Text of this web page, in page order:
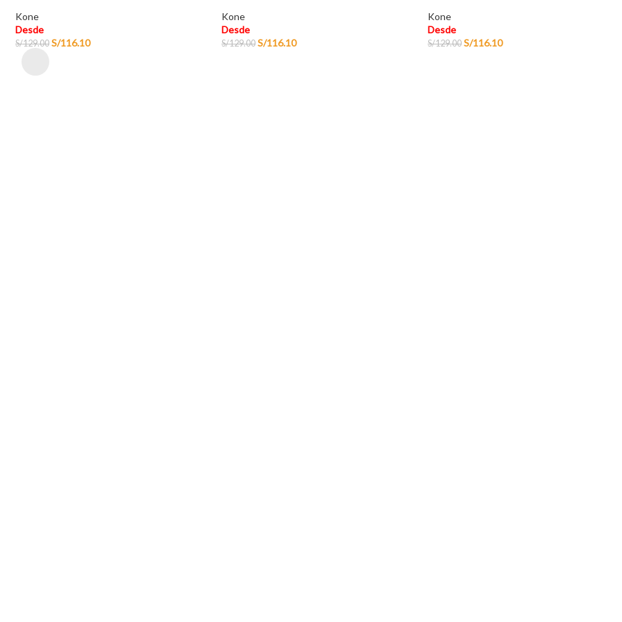
Kone
Desde
S/129.00 S/116.10
Kone
Desde
S/129.00 S/116.10
Kone
Desde
S/129.00 S/116.10